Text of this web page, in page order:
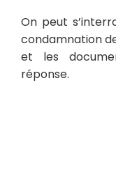
On peut
condamnation
et les
réponse.